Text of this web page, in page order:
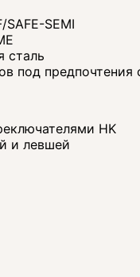
SEMI
сталь
под предпочтения
HK
и левшей